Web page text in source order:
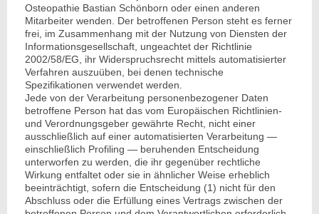
Osteopathie Bastian Schönborn oder einen anderen
Mitarbeiter wenden. Der betroffenen Person steht es ferner
frei, im Zusammenhang mit der Nutzung von Diensten der
Informationsgesellschaft, ungeachtet der Richtlinie
2002/58/EG, ihr Widerspruchsrecht mittels automatisierter
Verfahren auszuüben, bei denen technische
Spezifikationen verwendet werden.
Jede von der Verarbeitung personenbezogener Daten
betroffene Person hat das vom Europäischen Richtlinien-
und Verordnungsgeber gewährte Recht, nicht einer
ausschließlich auf einer automatisierten Verarbeitung —
einschließlich Profiling — beruhenden Entscheidung
unterworfen zu werden, die ihr gegenüber rechtliche
Wirkung entfaltet oder sie in ähnlicher Weise erheblich
beeinträchtigt, sofern die Entscheidung (1) nicht für den
Abschluss oder die Erfüllung eines Vertrags zwischen der